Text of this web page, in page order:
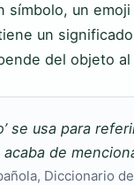
símbolo, un
un
del objeto al
se usa para
de
Diccionario